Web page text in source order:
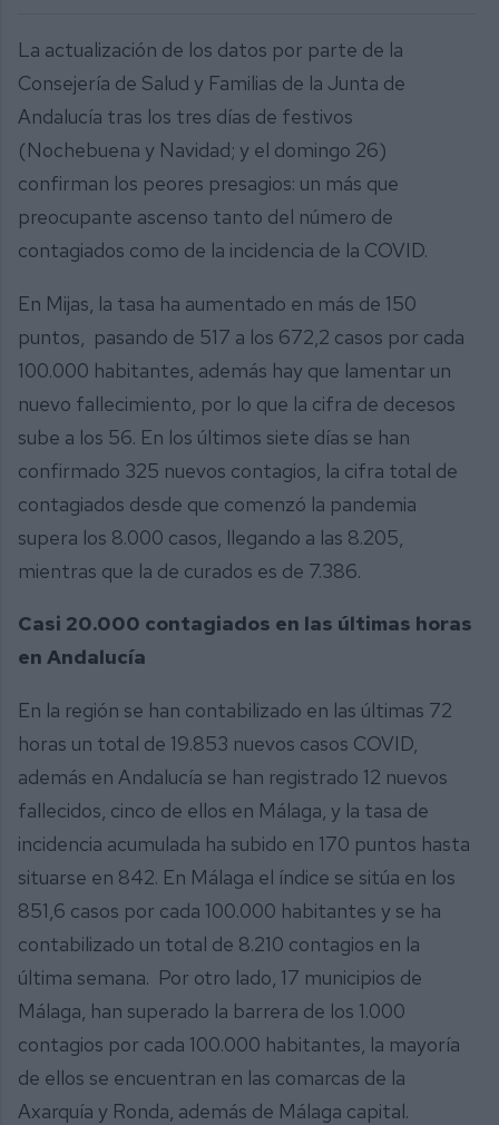
La actualización de los datos por parte de la
Consejería de Salud y Familias de la Junta de
Andalucía tras los tres días de festivos
(Nochebuena y Navidad; y el domingo 26)
confirman los peores presagios: un más que
preocupante ascenso tanto del número de
contagiados como de la incidencia de la COVID.
En Mijas, la tasa ha aumentado en más de 150
puntos, pasando de 517 a los 672,2 casos por cada
100.000 habitantes, además hay que lamentar un
nuevo fallecimiento, por lo que la cifra de decesos
sube a los 56. En los últimos siete días se han
confirmado 325 nuevos contagios, la cifra total de
contagiados desde que comenzó la pandemia
supera los 8.000 casos, llegando a las 8.205,
mientras que la de curados es de 7.386.
Casi 20.000 contagiados en las últimas horas
en Andalucía
En la región se han contabilizado en las últimas 72
horas un total de 19.853 nuevos casos COVID,
además en Andalucía se han registrado 12 nuevos
fallecidos, cinco de ellos en Málaga, y la tasa de
incidencia acumulada ha subido en 170 puntos hasta
situarse en 842. En Málaga el índice se sitúa en los
851,6 casos por cada 100.000 habitantes y se ha
contabilizado un total de 8.210 contagios en la
última semana. Por otro lado, 17 municipios de
Málaga, han superado la barrera de los 1.000
contagios por cada 100.000 habitantes, la mayoría
de ellos se encuentran en las comarcas de la
Axarquía y Ronda, además de Málaga capital.